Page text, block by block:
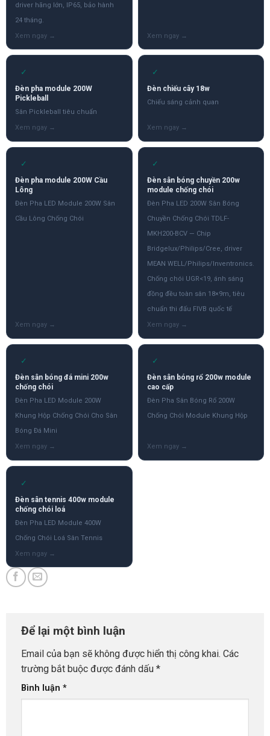
driver hãng lớn, IP65, bảo hành
24 tháng.
✓
Đèn pha module 200W
Pickleball
Sân Pickleball tiêu chuẩn
✓
Đèn chiếu cây 18w
Chiếu sáng cảnh quan
✓
Đèn pha module 200W Cầu
Lông
Đèn Pha LED Module 200W Sân
Cầu Lông Chống Chói
✓
Đèn sân bóng chuyền 200w
module chống chói
Đèn Pha LED 200W Sân Bóng
Chuyền Chống Chói TDLF-
MKH200-BCV — Chip
Bridgelux/Philips/Cree, driver
MEAN WELL/Philips/Inventronics.
Chống chói UGR<19, ánh sáng
đồng đều toàn sân 18×9m, tiêu
chuẩn thi đấu FIVB quốc tế
✓
Đèn sân bóng đá mini 200w
chống chói
Đèn Pha LED Module 200W
Khung Hộp Chống Chói Cho Sân
Bóng Đá Mini
✓
Đèn sân bóng rổ 200w module
cao cấp
Đèn Pha Sân Bóng Rổ 200W
Chống Chói Module Khung Hộp
✓
Đèn sân tennis 400w module
chống chói loá
Đèn Pha LED Module 400W
Chống Chói Loá Sân Tennis
Để lại một bình luận
Email của bạn sẽ không được hiển thị công khai. Các
trường bắt buộc được đánh dấu *
Bình luận *